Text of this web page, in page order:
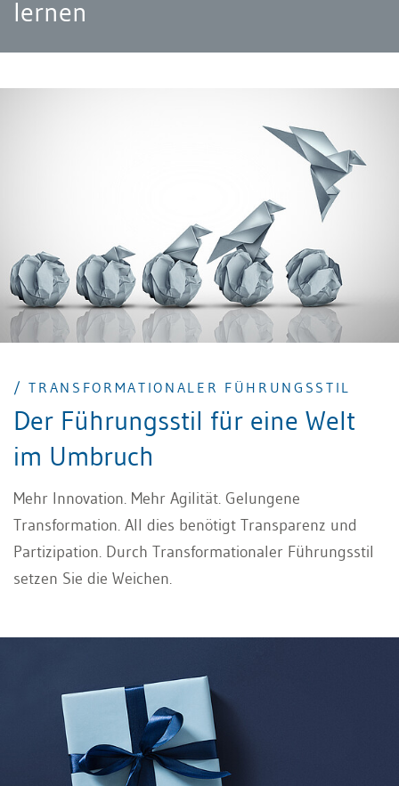
lernen
/ TRANSFORMATIONALER FÜHRUNGSSTIL
Der Führungsstil für eine Welt
im Umbruch
Mehr Innovation. Mehr Agilität. Gelungene
Transformation. All dies benötigt Transparenz und
Partizipation. Durch Transformationaler Führungsstil
setzen Sie die Weichen.